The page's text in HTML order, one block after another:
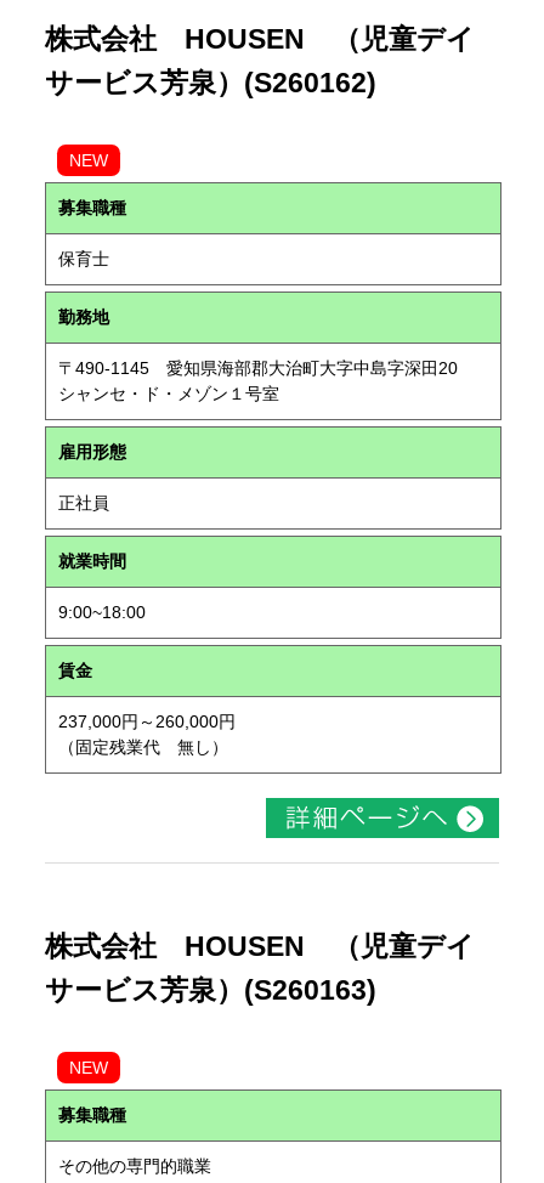
株式会社 HOUSEN （児童デイ
サービス芳泉）(S260162)
NEW
募集職種
保育士
勤務地
〒490-1145 愛知県海部郡大治町大字中島字深田20
シャンセ・ド・メゾン１号室
雇用形態
正社員
就業時間
9:00~18:00
賃金
237,000円～260,000円
（固定残業代 無し）
株式会社 HOUSEN （児童デイ
サービス芳泉）(S260163)
NEW
募集職種
その他の専門的職業